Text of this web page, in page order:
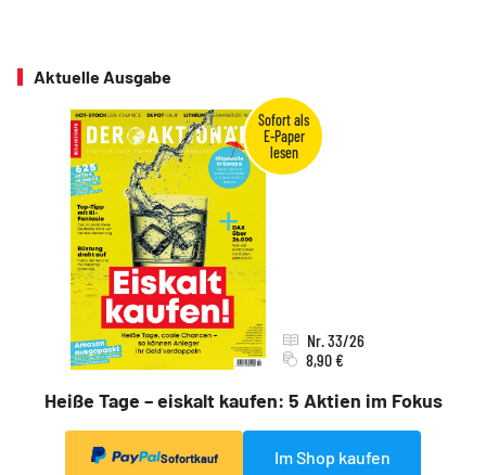
Aktuelle Ausgabe
Heiße Tage – eiskalt kaufen: 5 Aktien im Fokus
Nr. 33/26
8,90 €
Sofortkauf Im Shop kaufen